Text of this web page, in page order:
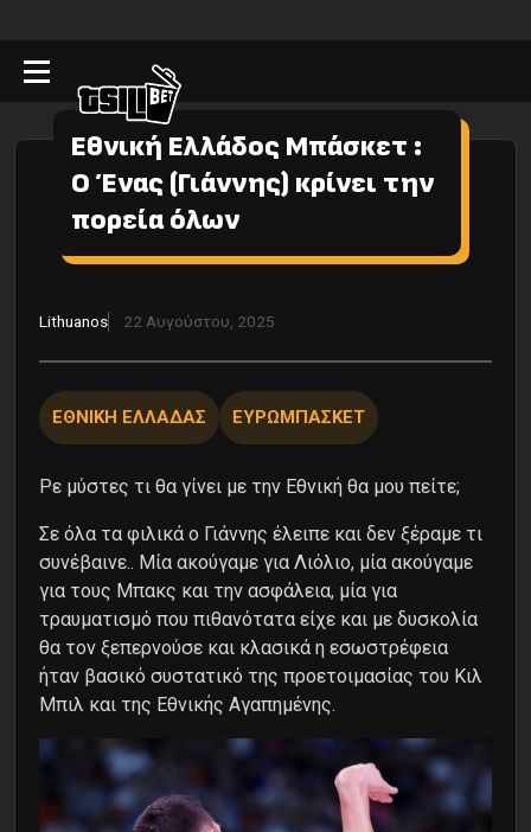
Εθνική Ελλάδος Μπάσκετ :
Ο Ένας (Γιάννης) κρίνει την
πορεία όλων
Lithuanos 22 Αυγούστου, 2025
ΕΘΝΙΚΗ ΕΛΛΑΔΑΣ ΕΥΡΩΜΠΑΣΚΕΤ
Ρε μύστες τι θα γίνει με την Εθνική θα μου πείτε;
Σε όλα τα φιλικά ο Γιάννης έλειπε και δεν ξέραμε τι
συνέβαινε.. Μία ακούγαμε για Λιόλιο, μία ακούγαμε
για τους Μπακς και την ασφάλεια, μία για
τραυματισμό που πιθανότατα είχε και με δυσκολία
θα τον ξεπερνούσε και κλασικά η εσωστρέφεια
ήταν βασικό συστατικό της προετοιμασίας του Κιλ
Μπιλ και της Εθνικής Αγαπημένης.